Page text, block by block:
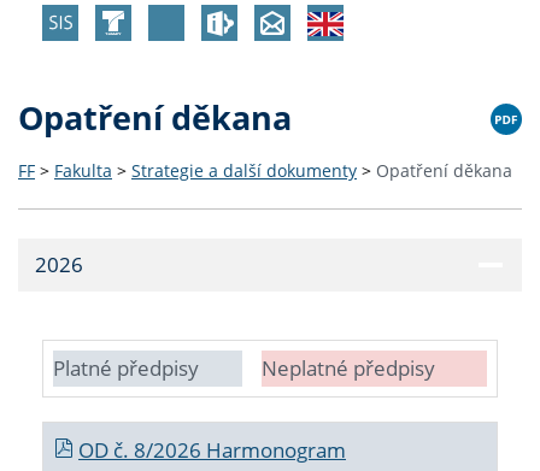
Opatření děkana
FF > Fakulta > Strategie a další dokumenty > Opatření děkana
2026
Platné předpisy Neplatné předpisy
OD č. 8/2026 Harmonogram